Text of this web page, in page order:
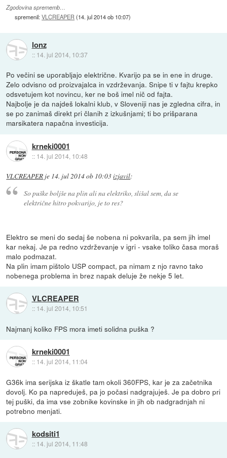
Zgodovina sprememb…
spremenil:VLCREAPER(14. jul 2014 ob 10:07)
lonz
:: 14. jul 2014, 10:37
Po večini se uporabljajo električne. Kvarijo pa se in ene in druge.
Zelo odvisno od proizvajalca in vzdrževanja. Snipe ti v fajtu krepko
odsvetujem kot novincu, ker ne boš imel nič od fajta.
Najbolje je da najdeš lokalni klub, v Sloveniji nas je zgledna cifra, in
se po zanimaš direkt pri članih z izkušnjami; ti bo prišparana
marsikatera napačna investicija.
krneki0001
:: 14. jul 2014, 10:48
VLCREAPER je 14. jul 2014 ob 10:03izjavil:
So puške boljše na plin ali na elektriko, slišal sem, da se
električne hitro pokvarijo, je to res?
Elektro se meni do sedaj še nobena ni pokvarila, pa sem jih imel
kar nekaj. Je pa redno vzdrževanje v igri - vsake toliko časa moraš
malo podmazat.
Na plin imam pištolo USP compact, pa nimam z njo ravno tako
nobenega problema in brez napak deluje že nekje 5 let.
VLCREAPER
:: 14. jul 2014, 10:51
Najmanj koliko FPS mora imeti solidna puška ?
krneki0001
:: 14. jul 2014, 11:04
G36k ima serijska iz škatle tam okoli 360FPS, kar je za začetnika
dovolj. Ko pa napreduješ, pa jo počasi nadgrajuješ. Je pa dobro pri
tej puški, da ima vse zobnike kovinske in jih ob nadgradnjah ni
potrebno menjati.
kodsiti1
:: 14. jul 2014, 11:48